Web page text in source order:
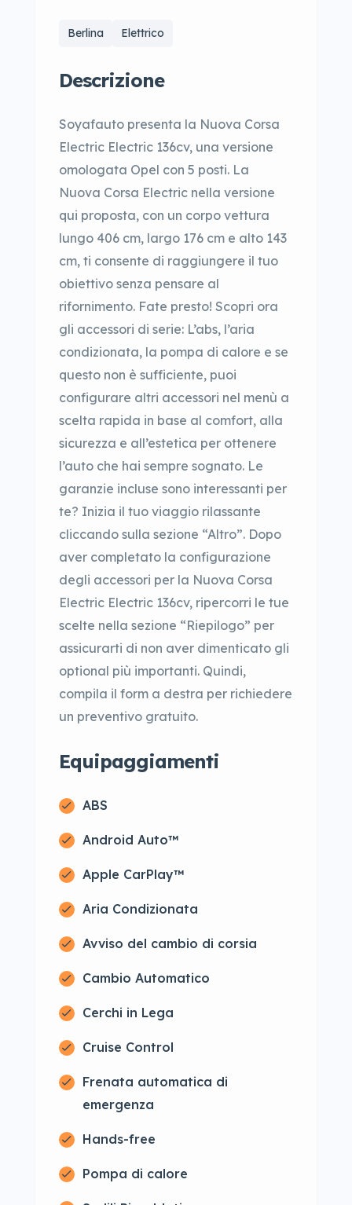
Berlina Elettrico
Descrizione
Soyafauto presenta la Nuova Corsa
Electric Electric 136cv, una versione
omologata Opel con 5 posti. La
Nuova Corsa Electric nella versione
qui proposta, con un corpo vettura
lungo 406 cm, largo 176 cm e alto 143
cm, ti consente di raggiungere il tuo
obiettivo senza pensare al
rifornimento. Fate presto! Scopri ora
gli accessori di serie: L’abs, l’aria
condizionata, la pompa di calore e se
questo non è sufficiente, puoi
configurare altri accessori nel menù a
scelta rapida in base al comfort, alla
sicurezza e all’estetica per ottenere
l’auto che hai sempre sognato. Le
garanzie incluse sono interessanti per
te? Inizia il tuo viaggio rilassante
cliccando sulla sezione “Altro”. Dopo
aver completato la configurazione
degli accessori per la Nuova Corsa
Electric Electric 136cv, ripercorri le tue
scelte nella sezione “Riepilogo” per
assicurarti di non aver dimenticato gli
optional più importanti. Quindi,
compila il form a destra per richiedere
un preventivo gratuito.
Equipaggiamenti
ABS
Android Auto™
Apple CarPlay™
Aria Condizionata
Avviso del cambio di corsia
Cambio Automatico
Cerchi in Lega
Cruise Control
Frenata automatica di
emergenza
Hands-free
Pompa di calore